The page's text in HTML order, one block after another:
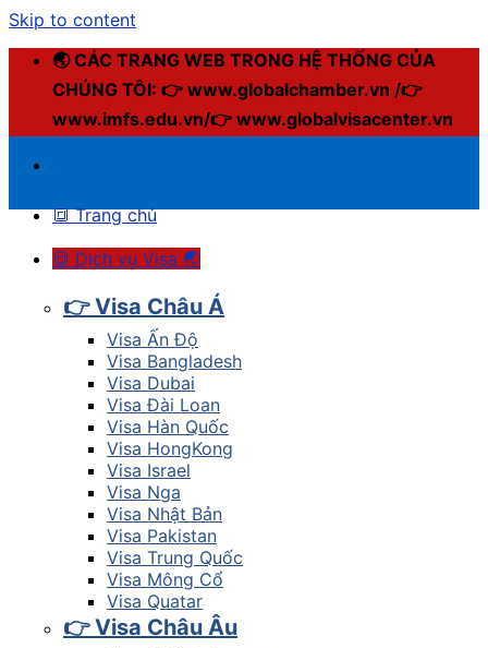
Skip to content
🌏 CÁC TRANG WEB TRONG HỆ THỐNG CỦA
CHÚNG TÔI: 👉 www.globalchamber.vn /👉
www.imfs.edu.vn/👉 www.globalvisacenter.vn
🔳 Trang chủ
🔳 Dịch vụ Visa 🌏
👉 Visa Châu Á
Visa Ấn Độ
Visa Bangladesh
Visa Dubai
Visa Đài Loan
Visa Hàn Quốc
Visa HongKong
Visa Israel
Visa Nga
Visa Nhật Bản
Visa Pakistan
Visa Trung Quốc
Visa Mông Cổ
Visa Quatar
👉 Visa Châu Âu